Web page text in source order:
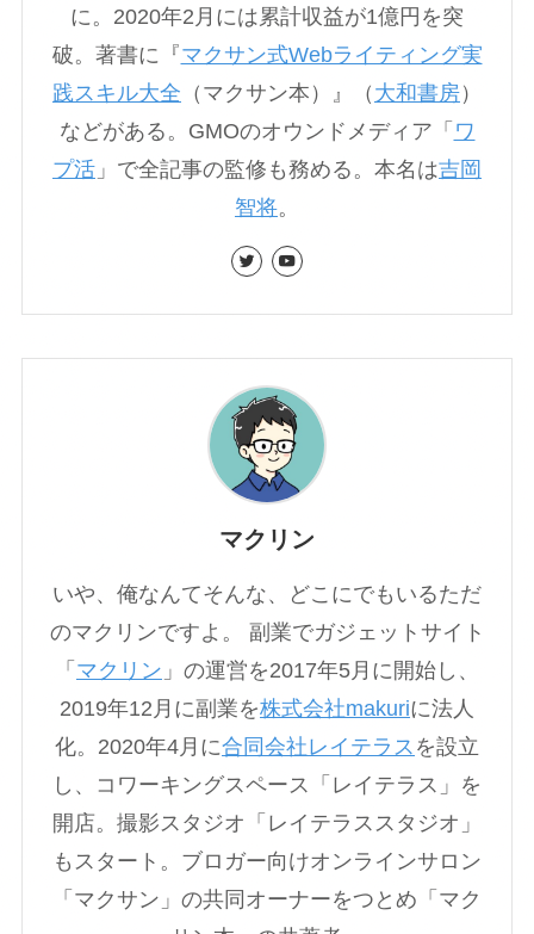
に。2020年2月には累計収益が1億円を突
破。著書に『マクサン式Webライティング実
践スキル大全 （マクサン本）』（ 大和書房）
などがある。GMOのオウンドメディア「 ワ
プ活 」で全記事の監修も務める。本名は吉岡
智将。
マクリン
いや、俺なんてそんな、どこにでもいるただ
のマクリンですよ。 副業でガジェットサイト
「 マクリン 」の運営を2017年5月に開始し、
2019年12月に副業を株式会社makuriに法人
化。2020年4月に合同会社レイテラス を設立
し、コワーキングスペース「レイテラス」を
開店。撮影スタジオ「レイテラススタジオ」
もスタート。ブロガー向けオンラインサロン
「マクサン」の共同オーナーをつとめ「マク